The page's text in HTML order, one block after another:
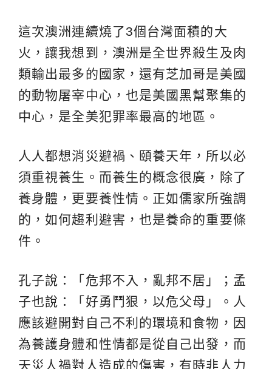
這次澳洲連續燒了3個台灣面積的大
火，讓我想到，澳洲是全世界殺生及肉
類輸出最多的國家，還有芝加哥是美國
的動物屠宰中心，也是美國黑幫聚集的
中心，是全美犯罪率最高的地區。
人人都想消災避禍、頤養天年，所以必
須重視養生。而養生的概念很廣，除了
養身體，更要養性情。正如儒家所強調
的，如何趨利避害，也是養命的重要條
件。
孔子說：「危邦不入，亂邦不居」；孟
子也說：「好勇鬥狠，以危父母」。人
應該避開對自己不利的環境和食物，因
為養護身體和性情都是從自己出發，而
天災人禍對人造成的傷害，有時非人力